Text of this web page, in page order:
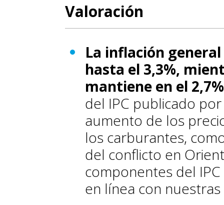
Valoración
La inflación
hasta el 3,3%,
mantiene en el
del IPC publicado
aumento de los
los carburantes,
del conflicto en
componentes del
en línea con